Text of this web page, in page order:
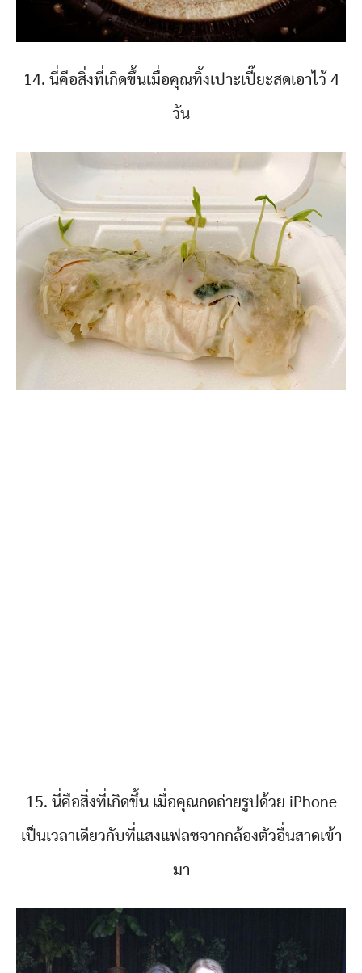
14. นี่คือสิ่งที่เกิดขึ้นเมื่อคุณทิ้งเปาะเปี๊ยะสดเอาไว้ 4
วัน
15. นี่คือสิ่งที่เกิดขึ้น เมื่อคุณกดถ่ายรูปด้วย iPhone
เป็นเวลาเดียวกับที่แสงแฟลชจากกล้องตัวอื่นสาดเข้า
มา